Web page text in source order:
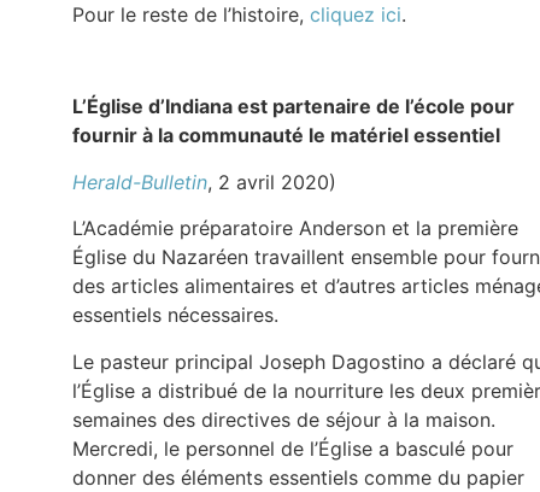
Pour le reste de l’histoire, cliquez ici.
L’Église d’Indiana est partenaire de l’école pour
fournir à la communauté le matériel essentiel
Herald-Bulletin, 2 avril 2020)
L’Académie préparatoire Anderson et la première
Église du Nazaréen travaillent ensemble pour
des articles alimentaires et d’autres articles
essentiels nécessaires.
Le pasteur principal Joseph Dagostino a déclaré
l’Église a distribué de la nourriture les deux
semaines des directives de séjour à la maison.
Mercredi, le personnel de l’Église a basculé pour
donner des éléments essentiels comme du papier